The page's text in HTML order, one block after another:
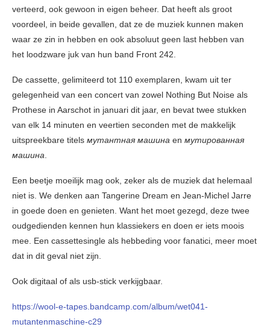
verteerd, ook gewoon in eigen beheer. Dat heeft als groot
voordeel, in beide gevallen, dat ze de muziek kunnen maken
waar ze zin in hebben en ook absoluut geen last hebben van
het loodzware juk van hun band Front 242.
De cassette, gelimiteerd tot 110 exemplaren, kwam uit ter
gelegenheid van een concert van zowel Nothing But Noise als
Prothese in Aarschot in januari dit jaar, en bevat twee stukken
van elk 14 minuten en veertien seconden met de makkelijk
uitspreekbare titels мутантная машина en мутированная
машина.
Een beetje moeilijk mag ook, zeker als de muziek dat helemaal
niet is. We denken aan Tangerine Dream en Jean-Michel Jarre
in goede doen en genieten. Want het moet gezegd, deze twee
oudgedienden kennen hun klassiekers en doen er iets moois
mee. Een cassettesingle als hebbeding voor fanatici, meer moet
dat in dit geval niet zijn.
Ook digitaal of als usb-stick verkijgbaar.
https://wool-e-tapes.bandcamp.com/album/wet041-
mutantenmaschine-c29